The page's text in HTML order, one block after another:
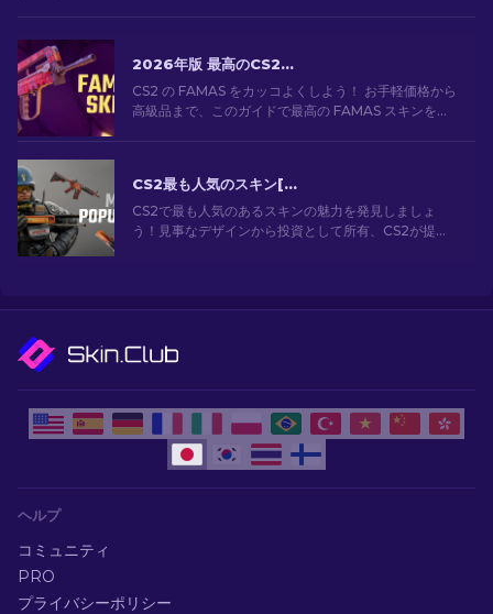
2026年版 最高のCS2 FAMASスキン：安価なものから最も高価なものまで
CS2 の FAMAS をカッコよくしよう！ お手軽価格から
高級品まで、このガイドで最高の FAMAS スキンを見
CS2最も人気のスキン[2026]
CS2で最も人気のあるスキンの魅力を発見しましょ
う！見事なデザインから投資として所有、CS2が提供
ヘルプ
コミュニティ
PRO
プライバシーポリシー